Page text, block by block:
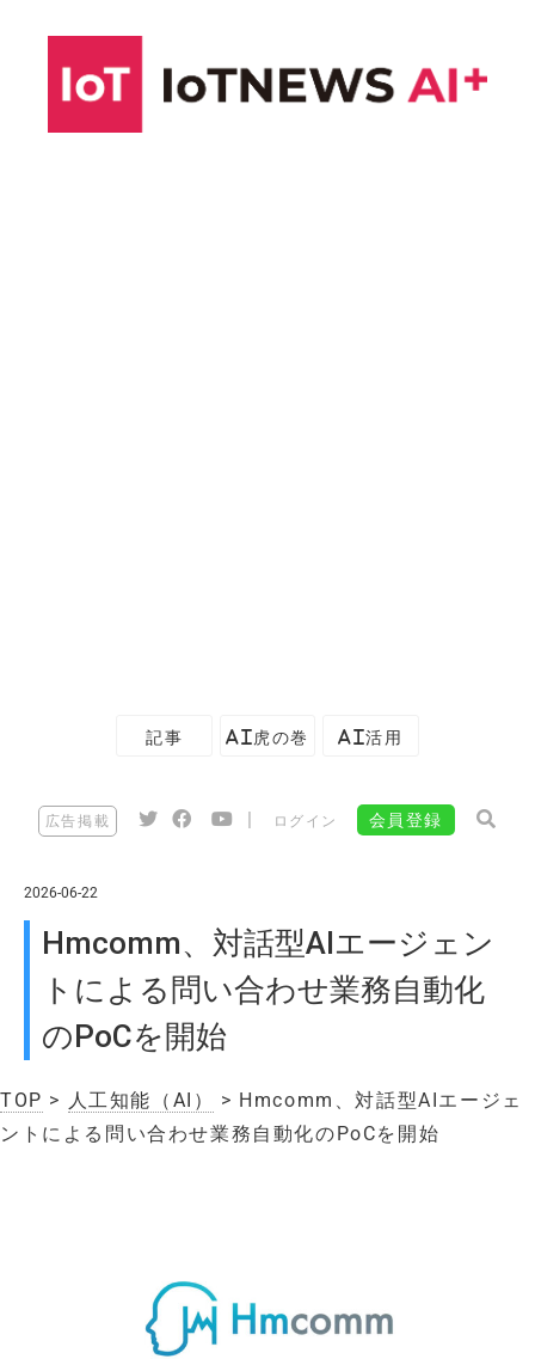
記事 AI虎の巻 AI活用
広告掲載 ログイン 会員登録
2026-06-22
Hmcomm、対話型AIエージェン
トによる問い合わせ業務自動化
のPoCを開始
TOP > 人工知能（AI）
> Hmcomm、対話型AIエージェ
ントによる問い合わせ業務自動化のPoCを開始